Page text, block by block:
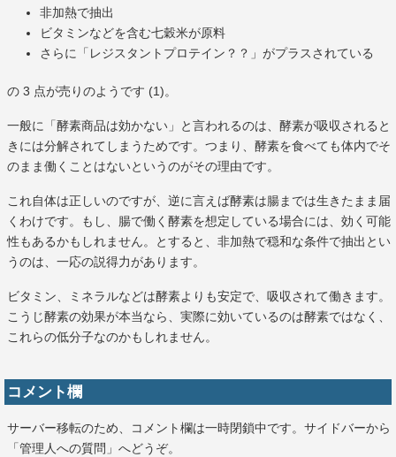
非加熱で抽出
ビタミンなどを含む七穀米が原料
さらに「レジスタントプロテイン？？」がプラスされている
の 3 点が売りのようです (1)。
一般に「酵素商品は効かない」と言われるのは、酵素が吸収されると
きには分解されてしまうためです。つまり、酵素を食べても体内でそ
のまま働くことはないというのがその理由です。
これ自体は正しいのですが、逆に言えば酵素は腸までは生きたまま届
くわけです。もし、腸で働く酵素を想定している場合には、効く可能
性もあるかもしれません。とすると、非加熱で穏和な条件で抽出とい
うのは、一応の説得力があります。
ビタミン、ミネラルなどは酵素よりも安定で、吸収されて働きます。
こうじ酵素の効果が本当なら、実際に効いているのは酵素ではなく、
これらの低分子なのかもしれません。
コメント欄
サーバー移転のため、コメント欄は一時閉鎖中です。サイドバーから
「管理人への質問」へどうぞ。